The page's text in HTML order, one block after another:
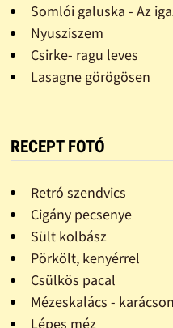
Somlói galuska - Az
Nyusziszem
Csirke- ragu leves
Lasagne görögösen
RECEPT FOTÓ
Retró szendvics
Cigány pecsenye
Sült kolbász
Pörkölt, kenyérrel
Csülkös pacal
Mézeskalács -
Lépes méz